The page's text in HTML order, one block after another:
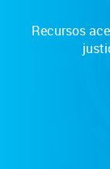
Recursos